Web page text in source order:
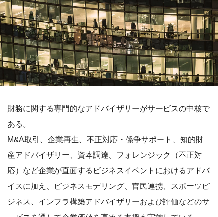
財務に関する専門的なアドバイザリーがサービスの中核で
ある。
M&A取引、企業再生、不正対応・係争サポート、知的財
産アドバイザリー、資本調達、フォレンジック（不正対
応）など企業が直面するビジネスイベントにおけるアドバ
イスに加え、ビジネスモデリング、官民連携、スポーツビ
ジネス、インフラ構築アドバイザリーおよび評価などのサ